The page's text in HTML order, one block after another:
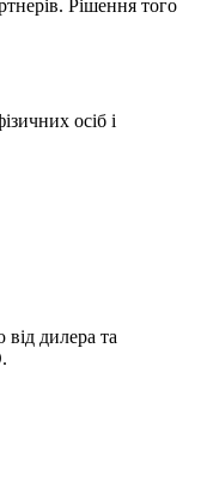
Рішення того
осіб і
від дилера та